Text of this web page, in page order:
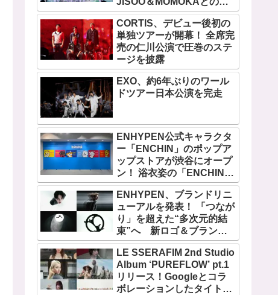
ペシャルコラボも実現
CORTIS、デビュー後初の
単独ツアーが開幕！ 全席完
売の仁川公演で圧巻のステ
ージを披露
EXO、約6年ぶりのワール
ドツアー日本公演を完走
ENHYPEN公式キャラクタ
ー「ENCHIN」のポップア
ップストアが渋谷にオープ
ン！ 浴衣姿の「ENCHIN」
が登場
ENHYPEN、ブランドリニ
ューアルを発表！ 「つなが
り」を超えた“多次元的結
束”へ 新ロゴ＆ブランド
フィルム公開
LE SSERAFIM 2nd Studio
Album ‘PUREFLOW’ pt.1
リリース！Googleとコラ
ボレーションしたタイトル